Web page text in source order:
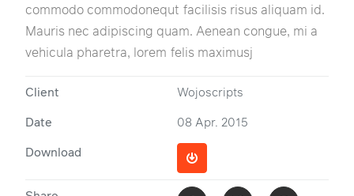
commodo commodonequt facilisis risus aliquam id.
Mauris nec adipiscing quam. Aenean congue, mi a
vehicula pharetra, lorem felis maximusj
Client
Wojoscripts
Date
08 Apr. 2015
Download